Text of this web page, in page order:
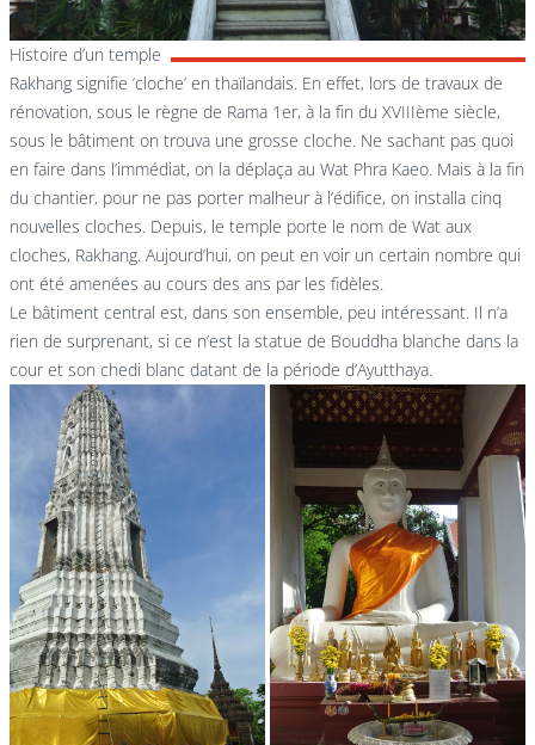
Histoire d’un temple
Rakhang signifie ‘cloche’ en thaïlandais. En effet, lors de travaux de
rénovation, sous le règne de Rama 1er, à la fin du XVIIIème siècle,
sous le bâtiment on trouva une grosse cloche. Ne sachant pas quoi
en faire dans l’immédiat, on la déplaça au Wat Phra Kaeo. Mais à la fin
du chantier, pour ne pas porter malheur à l’édifice, on installa cinq
nouvelles cloches. Depuis, le temple porte le nom de Wat aux
cloches, Rakhang. Aujourd’hui, on peut en voir un certain nombre qui
ont été amenées au cours des ans par les fidèles.
Le bâtiment central est, dans son ensemble, peu intéressant. Il n’a
rien de surprenant, si ce n’est la statue de Bouddha blanche dans la
cour et son chedi blanc datant de la période d’Ayutthaya.